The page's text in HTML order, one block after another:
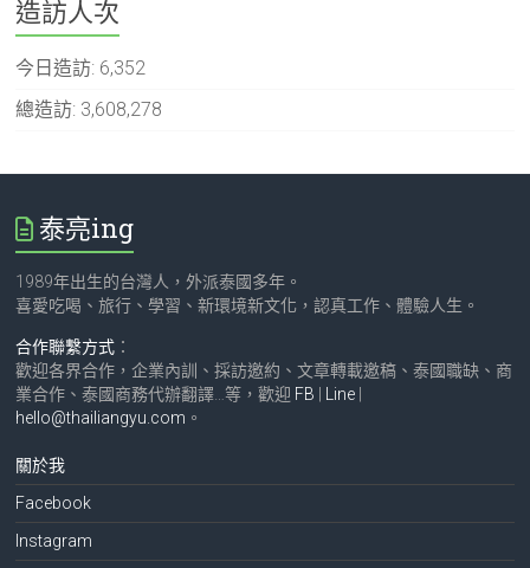
造訪人次
今日造訪: 6,352
總造訪: 3,608,278
泰亮ing
1989年出生的台灣人，外派泰國多年。
喜愛吃喝、旅行、學習、新環境新文化，認真工作、體驗人生。
合作聯繫方式 ：
歡迎各界合作，企業內訓、採訪邀約、文章轉載邀稿、泰國職缺、商
業合作、泰國商務代辦翻譯…等，歡迎 FB Line
hello@thailiangyu.com 。
關於我
Facebook
Instagram